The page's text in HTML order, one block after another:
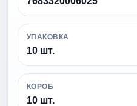
УПАКОВКА
10 шт.
КОРОБ
10 шт.